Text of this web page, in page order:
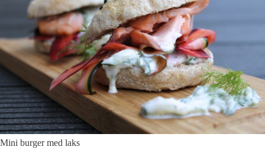
Mini burger med laks